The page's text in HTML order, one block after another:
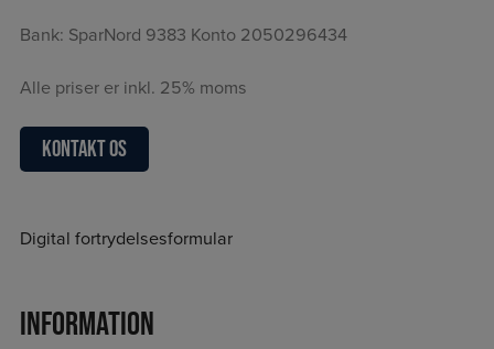
Bank: SparNord 9383 Konto 2050296434
Alle priser er inkl. 25% moms
Kontakt os
Digital fortrydelsesformular
Information